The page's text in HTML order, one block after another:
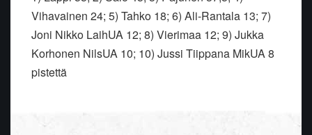
Vihavainen 24; 5) Tahko 18; 6) Ali-Rantala 13; 7)
Joni Nikko LaihUA 12; 8) Vierimaa 12; 9) Jukka
Korhonen NilsUA 10; 10) Jussi Tiippana MikUA 8
pistettä